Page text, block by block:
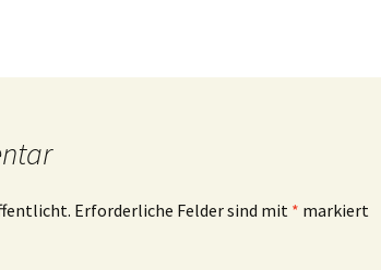
Erforderliche Felder sind mit * markiert